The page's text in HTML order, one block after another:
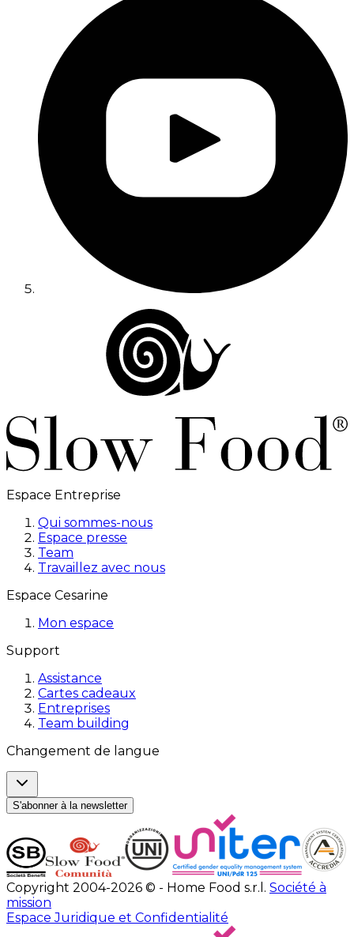
Espace Entreprise
Qui sommes-nous
Espace presse
Team
Travaillez avec nous
Espace Cesarine
Mon espace
Support
Assistance
Cartes cadeaux
Entreprises
Team building
Changement de langue
S'abonner à la newsletter
Copyright 2004-2026 © - Home Food s.r.l. Société à
mission
Espace Juridique et Confidentialité